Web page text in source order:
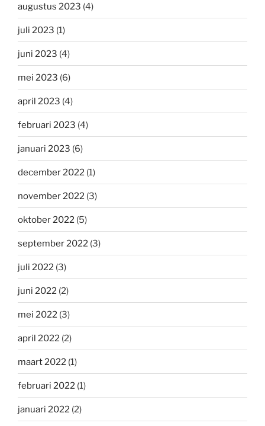
augustus 2023 (4)
juli 2023 (1)
juni 2023 (4)
mei 2023 (6)
april 2023 (4)
februari 2023 (4)
januari 2023 (6)
december 2022 (1)
november 2022 (3)
oktober 2022 (5)
september 2022 (3)
juli 2022 (3)
juni 2022 (2)
mei 2022 (3)
april 2022 (2)
maart 2022 (1)
februari 2022 (1)
januari 2022 (2)